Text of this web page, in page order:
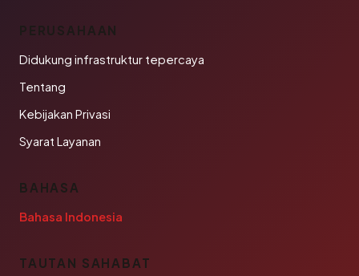
PERUSAHAAN
Didukung infrastruktur tepercaya
Tentang
Kebijakan Privasi
Syarat Layanan
BAHASA
Bahasa Indonesia
TAUTAN SAHABAT